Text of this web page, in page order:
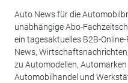
Auto News für die
unabhängige Abo-
ein tagesaktuelles B2B-
News,
zu Automodellen,
Automobilhandel und